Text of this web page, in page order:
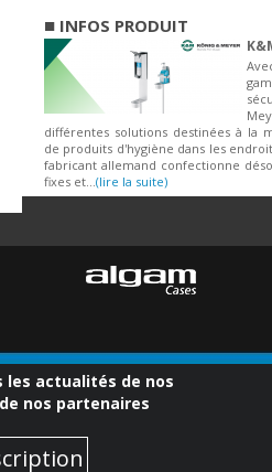
■ INFOS PRODUIT
différentes solutions destinées à la
de produits d'hygiène dans les
fabricant allemand confectionne
fixes et...(lire la suite)
les actualités de nos
nos partenaires